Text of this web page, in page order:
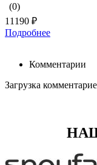
(0)
11190 ₽
Подробнее
Комментарии
Загрузка